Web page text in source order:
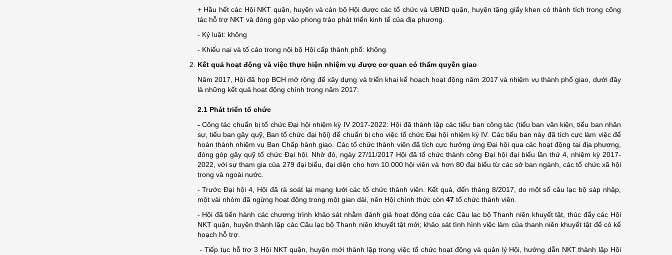
+ Hầu hết các Hội NKT quận, huyện và cán bộ Hội được các tổ chức và UBND quận, huyện tặng giấy khen có thành tích trong công
tác hỗ trợ NKT và đóng góp vào phong trào phát triển kinh tế của địa phương.
- Kỷ luật: không
- Khiếu nại và tố cáo trong nội bộ Hội cấp thành phố: không
Kết quả hoạt động và việc thực hiện nhiệm vụ được cơ quan có thẩm quyền giao
Năm 2017, Hội đã họp BCH mở rộng để xây dựng và triển khai kế hoạch hoạt động năm 2017 và nhiệm vụ thành phố giao, dưới đây
là những kết quả hoạt động chính trong năm 2017:
2.1 Phát triển tổ chức
- Công tác chuẩn bị tổ chức Đại hội nhiệm kỳ IV 2017-2022: Hội đã thành lập các tiểu ban công tác (tiểu ban văn kiện, tiểu ban nhân
sự, tiểu ban gây quỹ, Ban tổ chức đại hội) để chuẩn bị cho việc tổ chức Đại hội nhiệm kỳ IV. Các tiểu ban này đã tích cực làm việc để
hoàn thành nhiệm vụ Ban Chấp hành giao. Các tổ chức thành viên đã tích cực hưởng ứng Đại hội qua các hoạt động tại địa phương,
đóng góp gây quỹ tổ chức Đại hội. Nhờ đó, ngày 27/11/2017 Hội đã tổ chức thành công Đại hội đại biểu lần thứ 4, nhiệm kỳ 2017-
2022, với sự tham gia của 279 đại biểu, đại diện cho hơn 10.000 hội viên và hơn 80 đại biểu từ các sở ban ngành, các tổ chức xã hội
trong và ngoài nước.
- Trước Đại hội 4, Hội đã rà soát lại mạng lưới các tổ chức thành viên. Kết quả, đến tháng 8/2017, do một số câu lạc bộ sáp nhập,
một vài nhóm đã ngừng hoạt động trong một gian dài, nên Hội chính thức còn 47 tổ chức thành viên.
- Hội đã tiến hành các chương trình khảo sát nhằm đánh giá hoạt động của các Câu lạc bộ Thanh niên khuyết tật, thúc đẩy các Hội
NKT quận, huyện thành lập các Câu lạc bộ Thanh niên khuyết tật mới; khảo sát tình hình việc làm của thanh niên khuyết tật để có kế
hoạch hỗ trợ.
- Tiếp tục hỗ trợ 3 Hội NKT quận, huyện mới thành lập trong việc tổ chức hoạt động và quản lý Hội, hướng dẫn NKT thành lập Hội